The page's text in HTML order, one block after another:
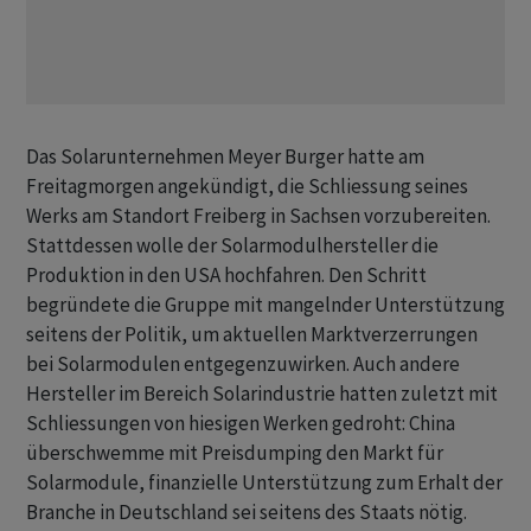
Das Solarunternehmen Meyer Burger hatte am
Freitagmorgen angekündigt, die Schliessung seines
Werks am Standort Freiberg in Sachsen vorzubereiten.
Stattdessen wolle der Solarmodulhersteller die
Produktion in den USA hochfahren. Den Schritt
begründete die Gruppe mit mangelnder Unterstützung
seitens der Politik, um aktuellen Marktverzerrungen
bei Solarmodulen entgegenzuwirken. Auch andere
Hersteller im Bereich Solarindustrie hatten zuletzt mit
Schliessungen von hiesigen Werken gedroht: China
überschwemme mit Preisdumping den Markt für
Solarmodule, finanzielle Unterstützung zum Erhalt der
Branche in Deutschland sei seitens des Staats nötig.